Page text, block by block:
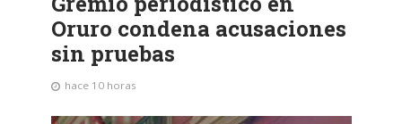
Oruro condena acusaciones
sin pruebas
hace 10 horas